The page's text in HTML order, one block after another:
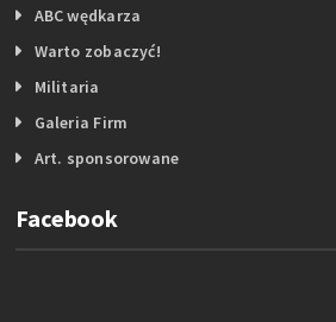
ABC wędkarza
Warto zobaczyć!
Militaria
Galeria Firm
Art. sponsorowane
Facebook